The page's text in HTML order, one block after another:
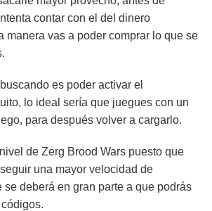
contar con el del dinero
manera vas a poder comprar lo que se
es poder activar el
lo ideal sería que juegues con un
para después volver a cargarlo.
de Zerg Brood Wars puesto que
una mayor velocidad de
se deberá en gran parte a que podrás